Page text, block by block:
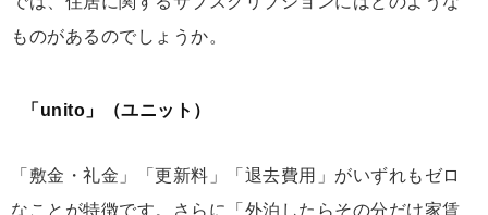
ものがあるのでしょうか。
「unito」（ユニット）
「敷金・礼金」「更新料」「退去費用」がいずれもゼロ
なことが特徴です。さらに「外泊したらその分だけ家賃